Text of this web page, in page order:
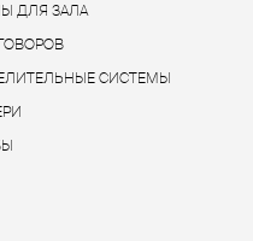
ДЛЯ ЗАЛА
СИСТЕМЫ